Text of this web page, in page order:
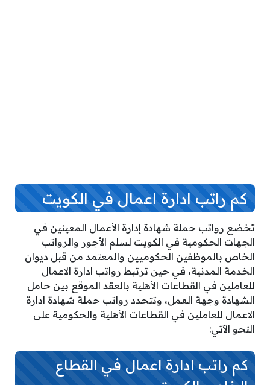
كم راتب ادارة اعمال في الكويت
تخضع رواتب حملة شهادة إدارة الأعمال المعينين في
الجهات الحكومية في الكويت لسلم الأجور والرواتب
الخاص بالموظفين الحكوميين والمعتمد من قبل ديوان
الخدمة المدنية، في حين ترتبط رواتب ادارة الاعمال
للعاملين في القطاعات الأهلية بالعقد الموقع بين حامل
الشهادة وجهة العمل، وتتحدد رواتب حملة شهادة ادارة
الاعمال للعاملين في القطاعات الأهلية والحكومية على
النحو الآتي:
كم راتب ادارة اعمال في القطاع